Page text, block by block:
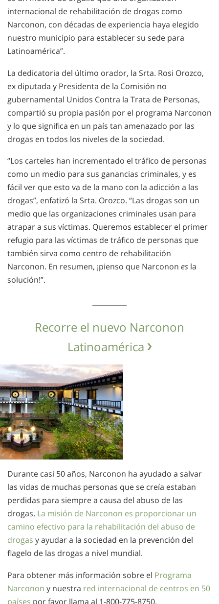
internacional de rehabilitación de drogas como
Narconon, con décadas de experiencia haya elegido
nuestro municipio para establecer su sede para
Latinoamérica”.
La dedicatoria del último orador, la Srta. Rosi Orozco,
ex diputada y Presidenta de la Comisión no
gubernamental Unidos Contra la Trata de Personas,
compartió su propia pasión por el programa Narconon
y lo que significa en un país tan amenazado por las
drogas en todos los niveles de la sociedad.
“Los carteles han incrementado el tráfico de personas
como un medio para sus ganancias criminales, y es
fácil ver que esto va de la mano con la adicción a las
drogas”, enfatizó la Srta. Orozco. “Las drogas son un
medio que las organizaciones criminales usan para
atrapar a sus víctimas. Queremos establecer el primer
refugio para las víctimas de tráfico de personas que
también sirva como centro de rehabilitación
Narconon. En resumen, ¡pienso que Narconon es la
solución!”.
Recorre el nuevo Narconon
Latinoamérica
Durante casi 50 años, Narconon ha ayudado a salvar
las vidas de muchas personas que se creía estaban
perdidas para siempre a causa del abuso de las
drogas. La misión de Narconon es proporcionar un
camino efectivo para la rehabilitación del abuso de
drogas y ayudar a la sociedad en la prevención del
flagelo de las drogas a nivel mundial.
Para obtener más información sobre el Programa
Narconon y nuestra red internacional de centros en 50
países por favor llama al 1-800-775-8750.